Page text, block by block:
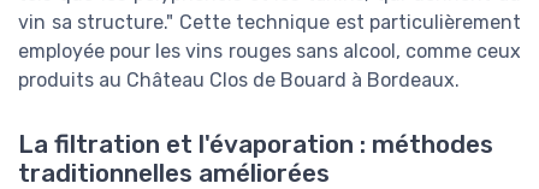
vin sa structure." Cette technique est particulièrement
employée pour les vins rouges sans alcool, comme ceux
produits au Château Clos de Bouard à Bordeaux.
La filtration et l'évaporation : méthodes
traditionnelles améliorées